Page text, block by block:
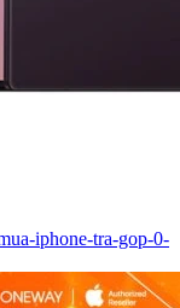
iphone-tra-gop-0-